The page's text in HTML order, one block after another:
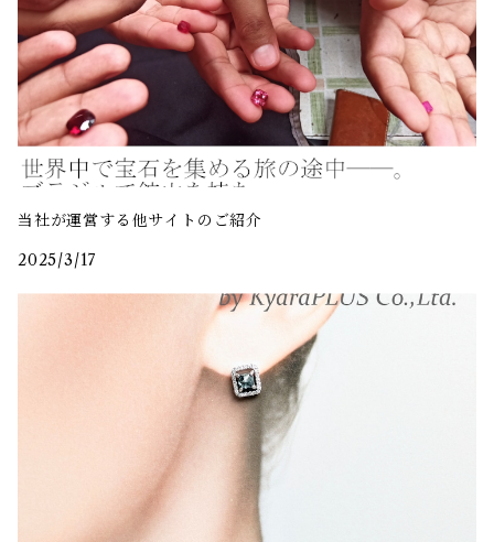
当社が運営する他サイトのご紹介
2025/3/17